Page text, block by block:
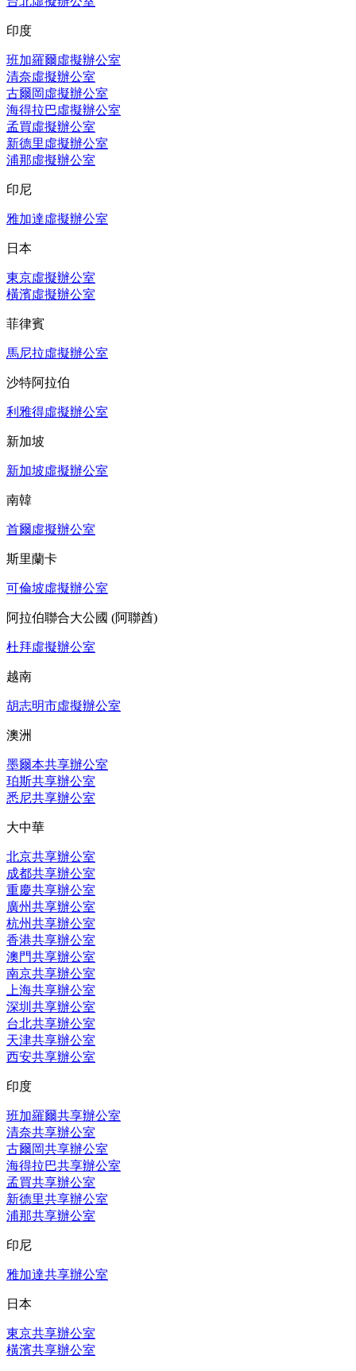
印度
班加羅爾虛擬辦公室
清奈虛擬辦公室
古爾岡虛擬辦公室
海得拉巴虛擬辦公室
孟買虛擬辦公室
新德里虛擬辦公室
浦那虛擬辦公室
印尼
雅加達虛擬辦公室
日本
東京虛擬辦公室
橫濱虛擬辦公室
菲律賓
馬尼拉虛擬辦公室
沙特阿拉伯
利雅得虛擬辦公室
新加坡
新加坡虛擬辦公室
南韓
首爾虛擬辦公室
斯里蘭卡
可倫坡虛擬辦公室
阿拉伯聯合大公國 (阿聯酋)
杜拜虛擬辦公室
越南
胡志明市虛擬辦公室
澳洲
墨爾本共享辦公室
珀斯共享辦公室
悉尼共享辦公室
大中華
北京共享辦公室
成都共享辦公室
重慶共享辦公室
廣州共享辦公室
杭州共享辦公室
香港共享辦公室
澳門共享辦公室
南京共享辦公室
上海共享辦公室
深圳共享辦公室
台北共享辦公室
天津共享辦公室
西安共享辦公室
印度
班加羅爾共享辦公室
清奈共享辦公室
古爾岡共享辦公室
海得拉巴共享辦公室
孟買共享辦公室
新德里共享辦公室
浦那共享辦公室
印尼
雅加達共享辦公室
日本
東京共享辦公室
橫濱共享辦公室